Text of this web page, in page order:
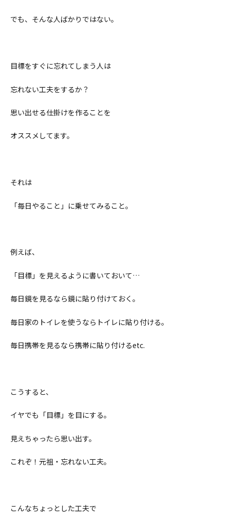
でも、そんな人ばかりではない。
目標をすぐに忘れてしまう人は
忘れない工夫をするか？
思い出せる仕掛けを作ることを
オススメしてます。
それは
「毎日やること」に乗せてみること。
例えば、
「目標」を見えるように書いておいて…
毎日鏡を見るなら鏡に貼り付けておく。
毎日家のトイレを使うならトイレに貼り付ける。
毎日携帯を見るなら携帯に貼り付けるetc.
こうすると、
イヤでも「目標」を目にする。
見えちゃったら思い出す。
これぞ！元祖・忘れない工夫。
こんなちょっとした工夫で